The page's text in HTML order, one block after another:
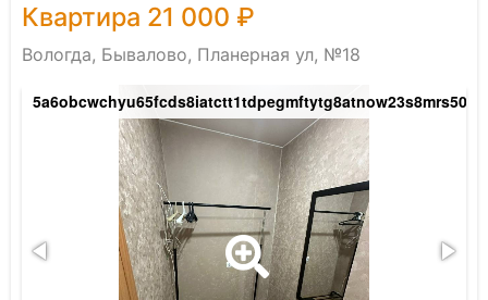
Квартира 21 000 ₽
Вологда, Бывалово, Планерная ул, №18